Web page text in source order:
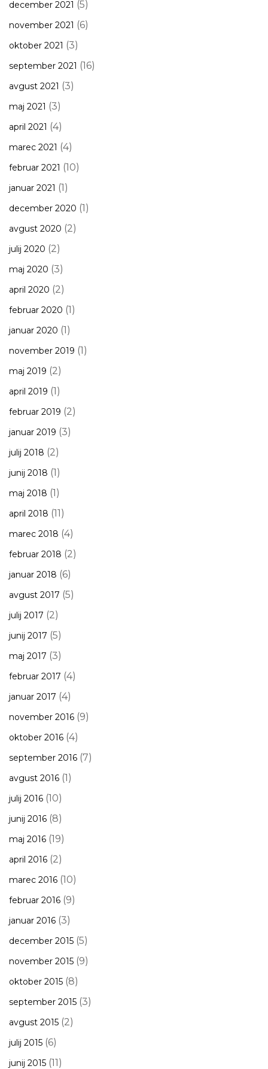
december 2021 (5)
november 2021 (6)
oktober 2021 (3)
september 2021 (16)
avgust 2021 (3)
maj 2021 (3)
april 2021 (4)
marec 2021 (4)
februar 2021 (10)
januar 2021 (1)
december 2020 (1)
avgust 2020 (2)
julij 2020 (2)
maj 2020 (3)
april 2020 (2)
februar 2020 (1)
januar 2020 (1)
november 2019 (1)
maj 2019 (2)
april 2019 (1)
februar 2019 (2)
januar 2019 (3)
julij 2018 (2)
junij 2018 (1)
maj 2018 (1)
april 2018 (11)
marec 2018 (4)
februar 2018 (2)
januar 2018 (6)
avgust 2017 (5)
julij 2017 (2)
junij 2017 (5)
maj 2017 (3)
februar 2017 (4)
januar 2017 (4)
november 2016 (9)
oktober 2016 (4)
september 2016 (7)
avgust 2016 (1)
julij 2016 (10)
junij 2016 (8)
maj 2016 (19)
april 2016 (2)
marec 2016 (10)
februar 2016 (9)
januar 2016 (3)
december 2015 (5)
november 2015 (9)
oktober 2015 (8)
september 2015 (3)
avgust 2015 (2)
julij 2015 (6)
junij 2015 (11)